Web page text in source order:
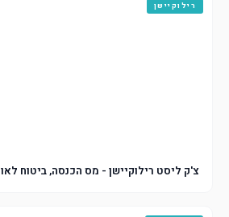
רילוקיישן
צ'ק ליסט רילוקיישן - מס הכנסה, ביטוח